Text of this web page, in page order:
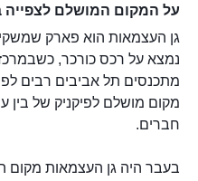
על המקום המושלם
גן העצמאות הוא פארק
נמצא על רכס כורכר,
מתכנסים תל אביבים רבים
מקום מושלם לפיקניק של בין
חברים.
בעבר היה גן העצמאות מקום